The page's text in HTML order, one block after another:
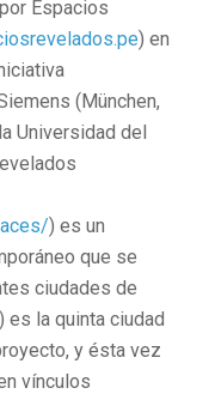
Espacios
) en
(München,
Universidad del
) es un
que se
ciudades de
es la quinta ciudad
y ésta vez
vínculos